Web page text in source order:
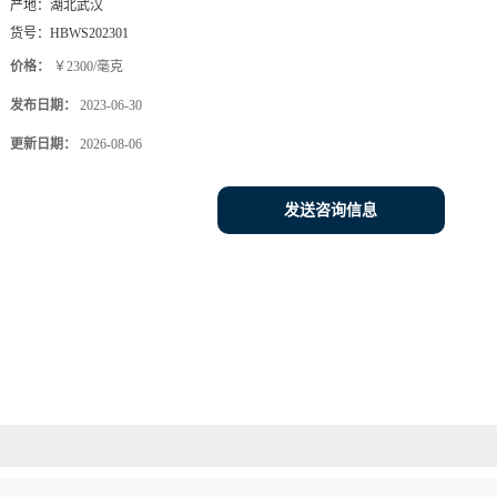
产地： 湖北武汉
货号： HBWS202301
价格： ￥2300/毫克
发布日期： 2023-06-30
更新日期： 2026-08-06
发送咨询信息